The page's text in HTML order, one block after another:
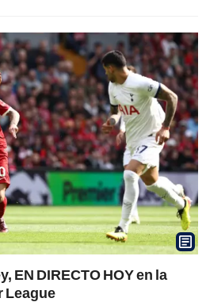
EN DIRECTO HOY en la
League